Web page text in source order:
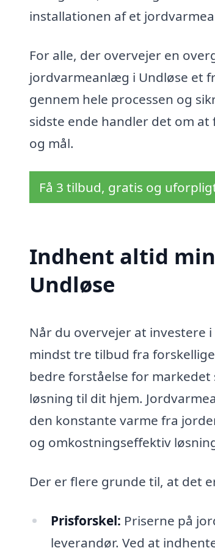
installationen af et
For alle, der overvejer en
jordvarmeanlæg i Undløse et
gennem hele processen og
sidste ende handler det om
og mål.
Få 3 tilbud, gratis og
Indhent altid
Undløse
Når du overvejer at investere
mindst tre tilbud fra
bedre forståelse for
løsning til dit hjem.
den konstante varme fra
og omkostningseffektiv
Der er flere grunde til, at det
Prisforskel: Priserne på
leverandør. Ved at